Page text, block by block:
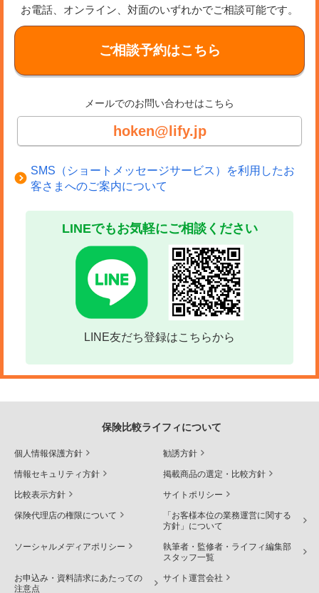
お電話、オンライン、対面のいずれかでご相談可能です。
ご相談予約はこちら
メールでのお問い合わせはこちら
hoken@lify.jp
SMS（ショートメッセージサービス）を利用したお
客さまへのご案内について
LINEでもお気軽にご相談ください
LINE友だち登録はこちらから
保険比較ライフィについて
個人情報保護方針 勧誘方針
情報セキュリティ方針 掲載商品の選定・比較方針
比較表示方針 サイトポリシー
保険代理店の権限について
「お客様本位の業務運営に関する
方針」について
ソーシャルメディアポリシー
執筆者・監修者・ライフィ編集部
スタッフ一覧
お申込み・資料請求にあたっての
注意点
サイト運営会社